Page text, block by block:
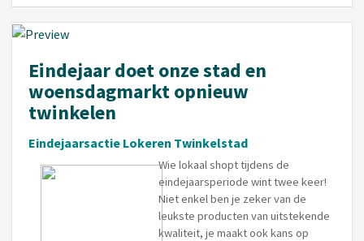
Eindejaar doet onze stad en
woensdagmarkt opnieuw
twinkelen
Eindejaarsactie Lokeren Twinkelstad
Wie lokaal shopt tijdens de
eindejaarsperiode wint twee keer!
Niet enkel ben je zeker van de
leukste producten van uitstekende
kwaliteit, je maakt ook kans op